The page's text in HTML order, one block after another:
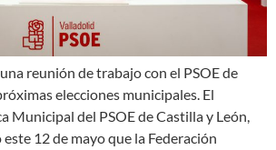
reunión de trabajo con el PSOE de
elecciones municipales. El
Municipal del PSOE de Castilla y León,
12 de mayo que la Federación